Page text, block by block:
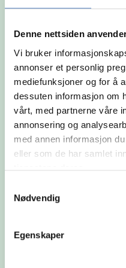
Denne nettsiden
Vi bruker
annonser et personlig
mediefunksjoner og for å
dessuten informasjon om
vårt, med partnerne våre
annonsering og
med annen informasjon
eller som de har samlet
tjenestene deres.
Nødvendig
Egenskaper
og arbeidsmåte.